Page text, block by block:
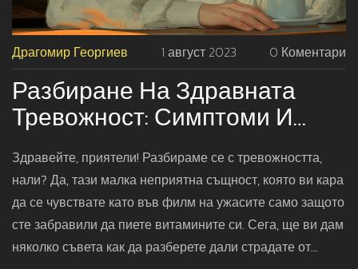
Драгомир Георгиев 1 август 2023 0 Коментари
Разбиране На Здравната
Тревожност: Симптоми И
Лечение
Здравейте, приятели! Разбираме се с тревожността,
нали? Да, тази малка неприятна същност, която ви кара
да се чувствате като във филм на ужасите само защото
сте забравили да пиете витамините си. Сега, ще ви дам
няколко съвета как да разберете дали страдате от